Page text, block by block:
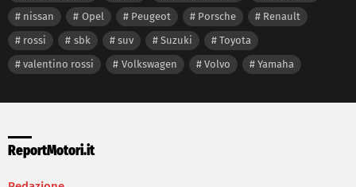
nissan
Opel Peugeot Porsche
Renault
rossi
sbk suv Suzuki
Toyota
valentino rossi
Volkswagen Volvo Yamaha
ReportMotori.it